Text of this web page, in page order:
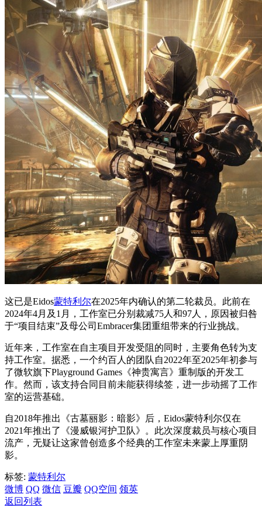
这已是Eidos蒙特利尔在2025年内确认的第二轮裁员。此前在
2024年4月及1月，工作室已分别裁减75人和97人，原因被归咎
于“项目结束”及母公司Embracer集团重组带来的行业挑战。
近年来，工作室在自主项目开发受阻的同时，主要角色转为支
持工作室。据悉，一个约百人的团队自2022年至2025年初参与
了微软旗下Playground Games《神贵寓言》重制版的开发工
作。然而，该支持合同目前未能获得续签，进一步动摇了工作
室的运营基础。
自2018年推出《古墓丽影：暗影》后，Eidos蒙特利尔仅在
2021年推出了《漫威银河护卫队》。此次深度裁员与核心项目
流产，无疑让这家曾创造多个经典的工作室未来蒙上厚重阴
影。
标签: 蒙特利尔
微博 QQ 微信 豆瓣 QQ空间 领英
返回列表